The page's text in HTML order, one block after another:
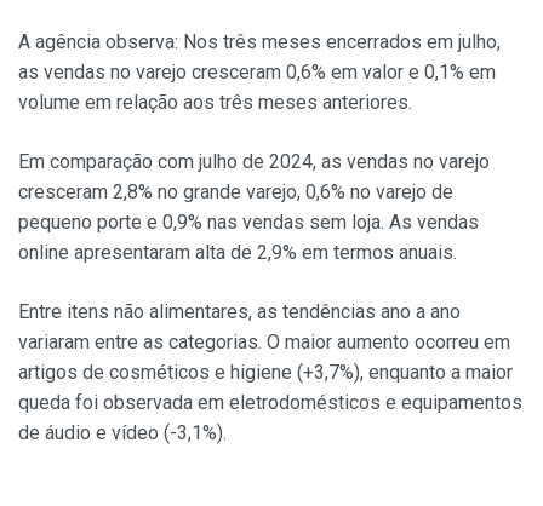
A agência observa: Nos três meses encerrados em julho,
as vendas no varejo cresceram 0,6% em valor e 0,1% em
volume em relação aos três meses anteriores.
Em comparação com julho de 2024, as vendas no varejo
cresceram 2,8% no grande varejo, 0,6% no varejo de
pequeno porte e 0,9% nas vendas sem loja. As vendas
online apresentaram alta de 2,9% em termos anuais.
Entre itens não alimentares, as tendências ano a ano
variaram entre as categorias. O maior aumento ocorreu em
artigos de cosméticos e higiene (+3,7%), enquanto a maior
queda foi observada em eletrodomésticos e equipamentos
de áudio e vídeo (-3,1%).